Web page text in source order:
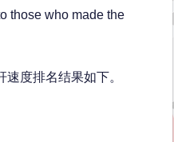
those who made the
速度排名结果如下。